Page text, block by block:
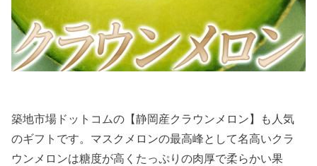
築地市場ドットコムの【静岡産クラウンメロン】も人気
のギフトです。マスクメロンの最高峰として名高いクラ
ウンメロンは糖度が高くたっぷりの肉厚で柔らかい果